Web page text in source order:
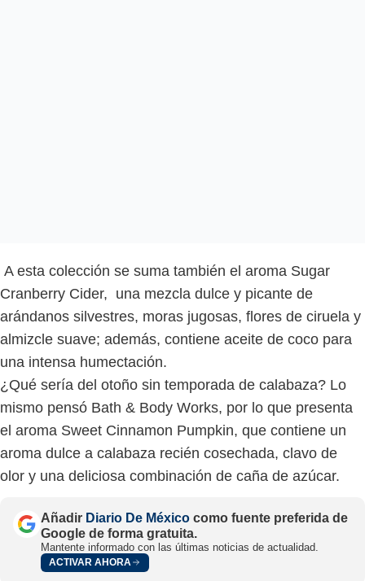
A esta colección se suma también el aroma Sugar
Cranberry Cider, una mezcla dulce y picante de
arándanos silvestres, moras jugosas, flores de ciruela y
almizcle suave; además, contiene aceite de coco para
una intensa humectación.
¿Qué sería del otoño sin temporada de calabaza? Lo
mismo pensó Bath & Body Works, por lo que presenta
el aroma Sweet Cinnamon Pumpkin, que contiene un
aroma dulce a calabaza recién cosechada, clavo de
olor y una deliciosa combinación de caña de azúcar.
Añadir Diario De México como fuente preferida de
Google de forma gratuita.
Mantente informado con las últimas noticias de actualidad.
ACTIVAR AHORA